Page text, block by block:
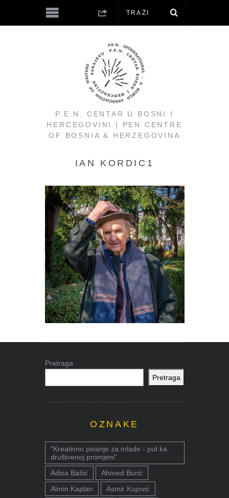
P.E.N. CENTAR U BOSNI I
HERCEGOVINI | PEN CENTRE
OF BOSNIA & HERZEGOVINA
IAN KORDIC1
Pretraga
Pretraga
OZNAKE
"Kreativno pisanje za mlade - put ka
društvenoj promjeni"
Adisa Bašić
Ahmed Burić
Almin Kaplan
Asmir Kujović